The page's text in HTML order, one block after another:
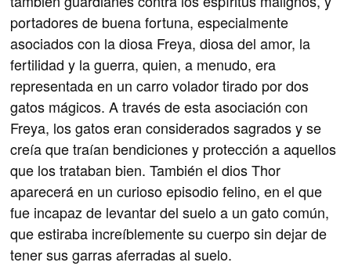
portadores de buena fortuna, especialmente
asociados con la diosa Freya, diosa del amor, la
fertilidad y la guerra, quien, a menudo, era
representada en un carro volador tirado por dos
gatos mágicos. A través de esta asociación con
Freya, los gatos eran considerados sagrados y se
creía que traían bendiciones y protección a aquellos
que los trataban bien. También el dios Thor
aparecerá en un curioso episodio felino, en el que
fue incapaz de levantar del suelo a un gato común,
que estiraba increíblemente su cuerpo sin dejar de
tener sus garras aferradas al suelo.